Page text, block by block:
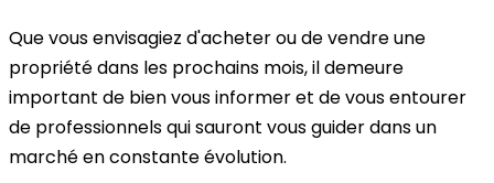
Que vous envisagiez d'acheter ou de vendre une
propriété dans les prochains mois, il demeure
important de bien vous informer et de vous entourer
de professionnels qui sauront vous guider dans un
marché en constante évolution.